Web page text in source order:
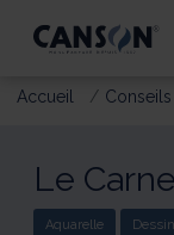
Accueil Conseils
Le
Aquarelle Dessin